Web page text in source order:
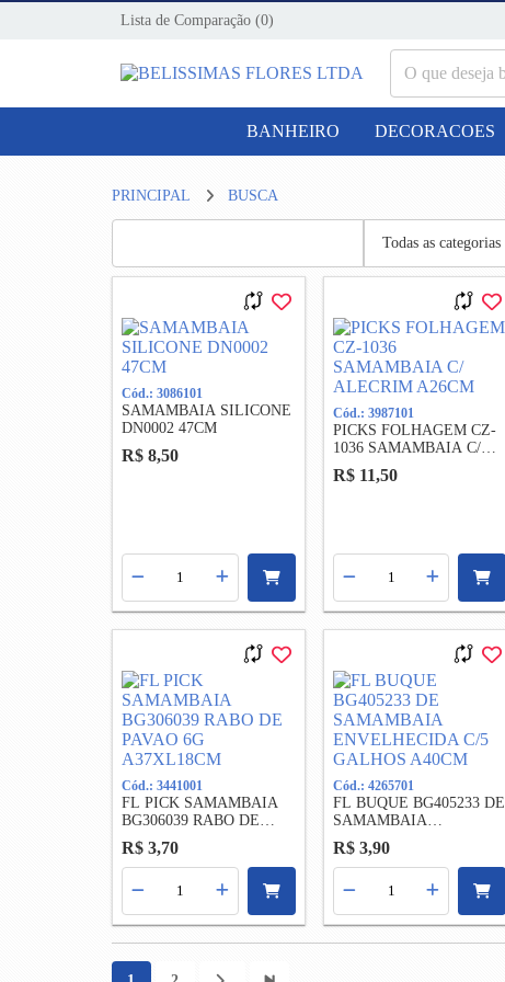
Lista de Comparação (0)
BANHEIRO DECORACOES
PRINCIPAL BUSCA
Cód.: 3086101
SAMAMBAIA SILICONE
DN0002 47CM
R$ 8,50
Cód.: 3987101
PICKS FOLHAGEM CZ-
1036 SAMAMBAIA C/
ALECRIM A26CM
R$ 11,50
Cód.: 3441001
FL PICK SAMAMBAIA
BG306039 RABO DE
PAVAO 6G A37XL18CM
R$ 3,70
Cód.: 4265701
FL BUQUE BG405233 DE
SAMAMBAIA
ENVELHECIDA C/5
GALHOS A40CM
R$ 3,90